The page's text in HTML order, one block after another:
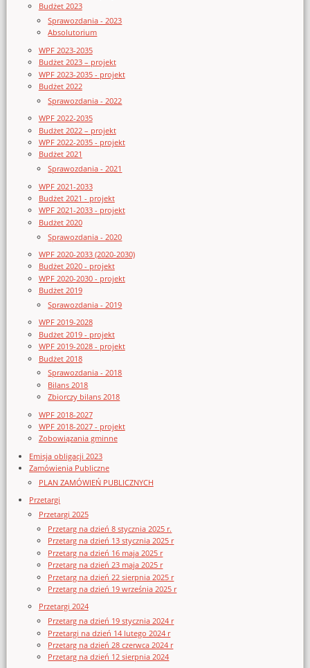
Budżet 2023
Sprawozdania - 2023
Absolutorium
WPF 2023-2035
Budżet 2023 – projekt
WPF 2023-2035 - projekt
Budżet 2022
Sprawozdania - 2022
WPF 2022-2035
Budżet 2022 – projekt
WPF 2022-2035 - projekt
Budżet 2021
Sprawozdania - 2021
WPF 2021-2033
Budżet 2021 - projekt
WPF 2021-2033 - projekt
Budżet 2020
Sprawozdania - 2020
WPF 2020-2033 (2020-2030)
Budżet 2020 - projekt
WPF 2020-2030 - projekt
Budżet 2019
Sprawozdania - 2019
WPF 2019-2028
Budżet 2019 - projekt
WPF 2019-2028 - projekt
Budżet 2018
Sprawozdania - 2018
Bilans 2018
Zbiorczy bilans 2018
WPF 2018-2027
WPF 2018-2027 - projekt
Zobowiązania gminne
Emisja obligacji 2023
Zamówienia Publiczne
PLAN ZAMÓWIEŃ PUBLICZNYCH
Przetargi
Przetargi 2025
Przetarg na dzień 8 stycznia 2025 r.
Przetarg na dzień 13 stycznia 2025 r
Przetarg na dzień 16 maja 2025 r
Przetarg na dzień 23 maja 2025 r
Przetarg na dzień 22 sierpnia 2025 r
Przetarg na dzień 19 września 2025 r
Przetargi 2024
Przetarg na dzień 19 stycznia 2024 r
Przetargi na dzień 14 lutego 2024 r
Przetarg na dzień 28 czerwca 2024 r
Przetarg na dzień 12 sierpnia 2024